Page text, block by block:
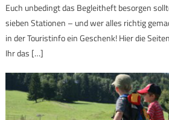
Euch unbedingt das Begleitheft besorgen
sieben Stationen – und wer alles richtig
in der Touristinfo ein Geschenk! Hier die
Ihr das […]